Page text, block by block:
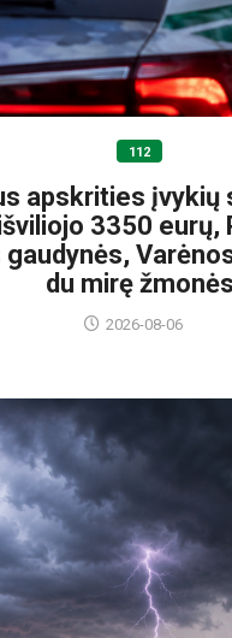
112
apskrities įvykių
3350 eurų,
du mirę žmonės
2026-08-06